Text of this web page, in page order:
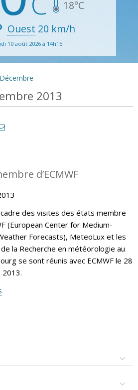
18°C
Ouest 20 km/h
10 août 2026 à 14h15
Décembre
2013
d’ECMWF
cadre des visites des états membre
(European Center for Medium-
Forecasts), MeteoLux et les
la Recherche en météorologie au
se sont réunis avec ECMWF le 28